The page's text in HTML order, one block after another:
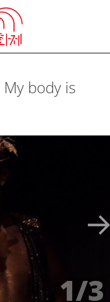
My body is
1/3